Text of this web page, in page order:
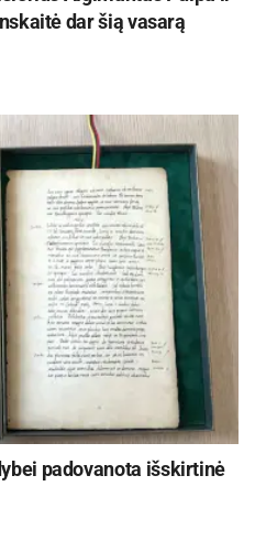
efektyviausius
dar šią vasarą
padovanota išskirtinė